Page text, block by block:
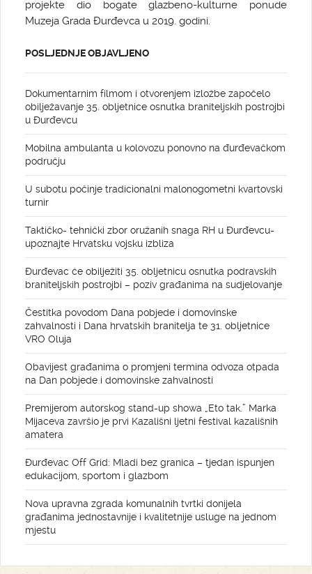
projekte dio bogate glazbeno-kulturne ponude
Muzeja Grada Đurđevca u 2019. godini.
POSLJEDNJE OBJAVLJENO
Dokumentarnim filmom i otvorenjem izložbe započelo
obilježavanje 35. obljetnice osnutka braniteljskih postrojbi
u Đurđevcu
Mobilna ambulanta u kolovozu ponovno na đurđevačkom
području
U subotu počinje tradicionalni malonogometni kvartovski
turnir
Taktičko- tehnički zbor oružanih snaga RH u Đurđevcu-
upoznajte Hrvatsku vojsku izbliza
Đurđevac će obilježiti 35. obljetnicu osnutka podravskih
braniteljskih postrojbi – poziv građanima na sudjelovanje
Čestitka povodom Dana pobjede i domovinske
zahvalnosti i Dana hrvatskih branitelja te 31. obljetnice
VRO Oluja
Obavijest građanima o promjeni termina odvoza otpada
na Dan pobjede i domovinske zahvalnosti
Premijerom autorskog stand-up showa „Eto tak.” Marka
Mijaceva završio je prvi Kazališni ljetni festival kazališnih
amatera
Đurđevac Off Grid: Mladi bez granica – tjedan ispunjen
edukacijom, sportom i glazbom
Nova upravna zgrada komunalnih tvrtki donijela
građanima jednostavnije i kvalitetnije usluge na jednom
mjestu